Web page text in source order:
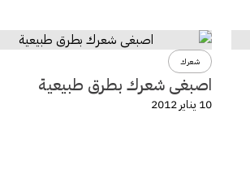
شعرك
اصبغى شعرك بطرق طبيعية
10 يناير 2012